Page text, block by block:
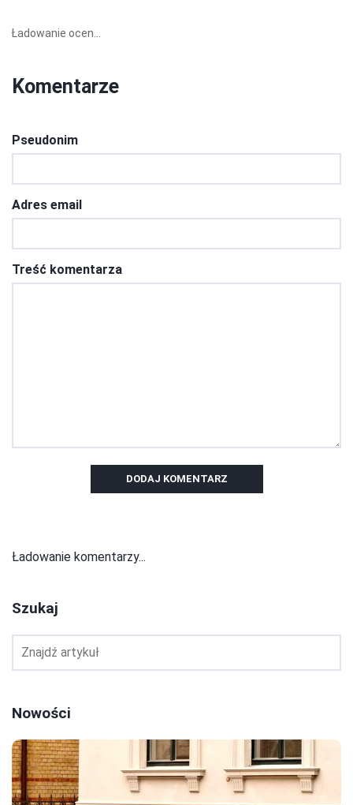
Ładowanie ocen...
Komentarze
Pseudonim
Adres email
Treść komentarza
DODAJ KOMENTARZ
Ładowanie komentarzy...
Szukaj
Nowości